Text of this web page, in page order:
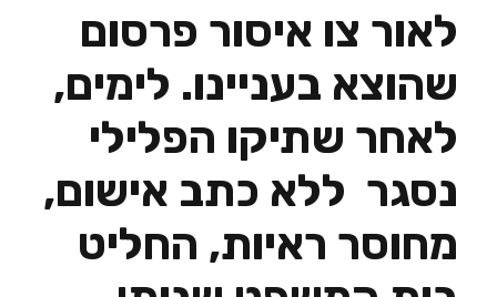
לאור צו איסור פרסום
שהוצא בעניינו. לימים,
לאחר שתיקו הפלילי
נסגר ללא כתב אישום,
מחוסר ראיות, החליט